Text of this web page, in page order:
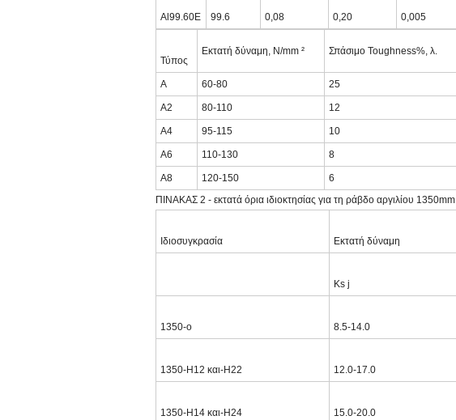
Al99.60E 99.6 0,08 0,20 0,005
Τύπος
Εκτατή δύναμη, N/mm ² Σπάσιμο Toughness%, λ.
Α 60-80 25
A2 80-110 12
A4 95-115 10
A6 110-130 8
A8 120-150 6
ΠΙΝΑΚΑΣ 2 - εκτατά όρια ιδιοκτησίας για τη ράβδο αργιλίου 1350mm
Ιδιοσυγκρασία Εκτατή δύναμη
Ks j
1350-ο 8.5-14.0
1350-H12 και-H22 12.0-17.0
1350-H14 και-H24 15.0-20.0